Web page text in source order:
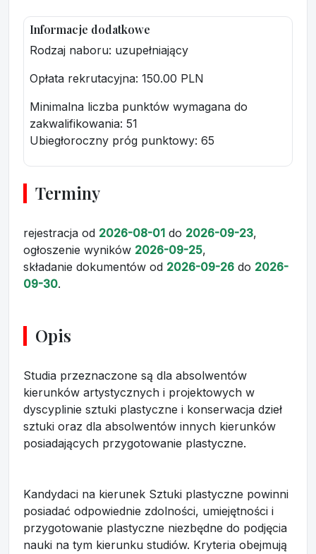
Informacje dodatkowe
Rodzaj naboru: uzupełniający
Opłata rekrutacyjna: 150.00 PLN
Minimalna liczba punktów wymagana do
zakwalifikowania: 51
Ubiegłoroczny próg punktowy: 65
Terminy
rejestracja od 2026-08-01 do 2026-09-23,
ogłoszenie wyników 2026-09-25,
składanie dokumentów od 2026-09-26 do 2026-
09-30.
Opis
Studia przeznaczone są dla absolwentów
kierunków artystycznych i projektowych w
dyscyplinie sztuki plastyczne i konserwacja dzieł
sztuki oraz dla absolwentów innych kierunków
posiadających przygotowanie plastyczne.
Kandydaci na kierunek Sztuki plastyczne powinni
posiadać odpowiednie zdolności, umiejętności i
przygotowanie plastyczne niezbędne do podjęcia
nauki na tym kierunku studiów. Kryteria obejmują